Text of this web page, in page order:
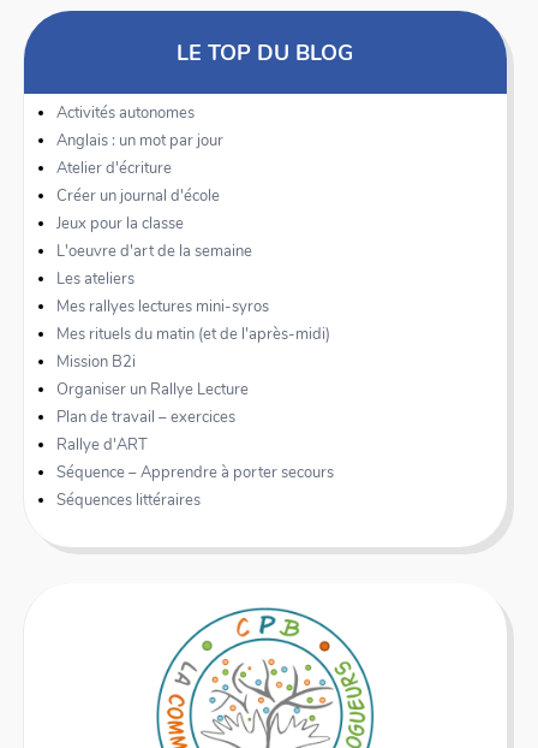
LE TOP DU BLOG
Activités autonomes
Anglais : un mot par jour
Atelier d'écriture
Créer un journal d'école
Jeux pour la classe
L'oeuvre d'art de la semaine
Les ateliers
Mes rallyes lectures mini-syros
Mes rituels du matin (et de l'après-midi)
Mission B2i
Organiser un Rallye Lecture
Plan de travail – exercices
Rallye d'ART
Séquence – Apprendre à porter secours
Séquences littéraires